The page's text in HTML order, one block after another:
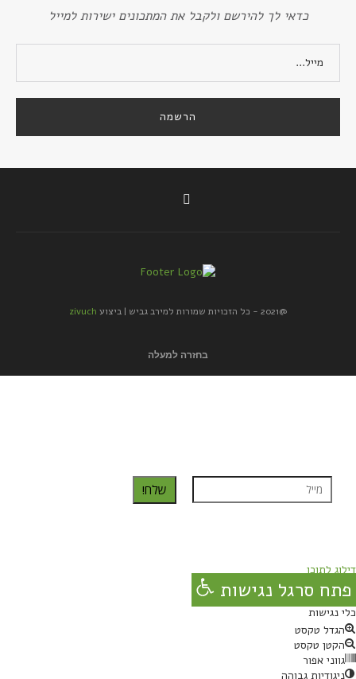
כדאי לך להירשם ולקבל את המתכונים ישירות למייל
@2021 - כל הזכויות שמורות למירב גביש | ביצוע zivuch
בחזרה למעלה
שלח!
דילוג לתוכן
פתח סרגל נגישות
כלי נגישות
הגדל טקסט
הקטן טקסט
גווני אפור
ניגודיות גבוהה